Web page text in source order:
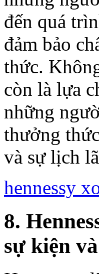
đến quá
đảm bảo
thức.
còn là lựa
những
thưởng
và sự lịch
hennessy
8.
sự kiện